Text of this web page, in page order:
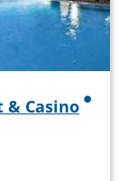
& Casino